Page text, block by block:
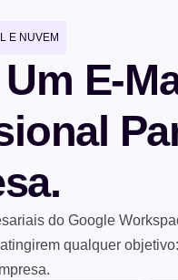
E NUVEM
E-
do Google
qualquer